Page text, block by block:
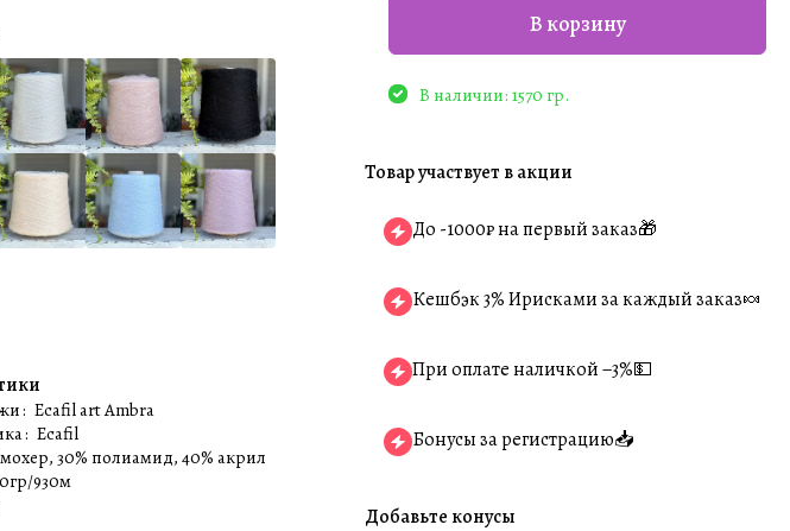
: Ecafil art Ambra
: Ecafil
30% полиамид, 40% акрил
930м
В корзину
В наличии: 1570 гр.
Товар участвует в акции
До -1000₽ на первый заказ🎁
Кешбэк 3% Ирисками за каждый заказ🍬
При оплате наличкой −3%💵
Бонусы за регистрацию📥
Добавьте конусы